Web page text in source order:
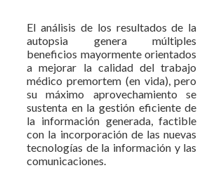
El análisis de los resultados de la
autopsia genera múltiples
beneficios mayormente orientados
a mejorar la calidad del trabajo
médico premortem (en vida), pero
su máximo aprovechamiento se
sustenta en la gestión eficiente de
la información generada, factible
con la incorporación de las nuevas
tecnologías de la información y las
comunicaciones.